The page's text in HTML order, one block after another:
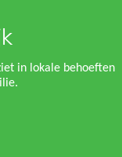
in lokale behoeften